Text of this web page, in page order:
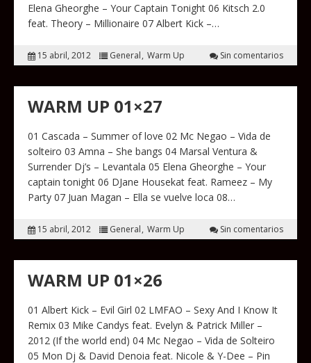
Elena Gheorghe – Your Captain Tonight 06 Kitsch 2.0
feat. Theory – Millionaire 07 Albert Kick –…
15 abril, 2012 General Warm Up Sin comentarios
WARM UP 01×27
01 Cascada – Summer of love 02 Mc Negao – Vida de
solteiro 03 Amna – She bangs 04 Marsal Ventura &
Surrender Dj’s – Levantala 05 Elena Gheorghe – Your
captain tonight 06 DJane Housekat feat. Rameez – My
Party 07 Juan Magan – Ella se vuelve loca 08…
15 abril, 2012 General Warm Up Sin comentarios
WARM UP 01×26
01 Albert Kick – Evil Girl 02 LMFAO – Sexy And I Know It
Remix 03 Mike Candys feat. Evelyn & Patrick Miller –
2012 (If the world end) 04 Mc Negao – Vida de Solteiro
05 Mon Dj & David Denoia feat. Nicole & Y-Dee – Pin